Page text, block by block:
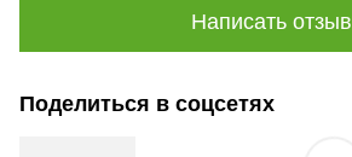
Написать отзыв
Поделиться в соцсетях